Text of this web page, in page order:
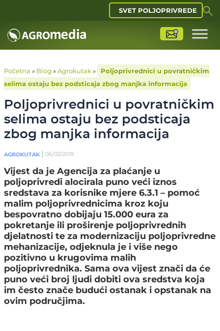
SVET POLJOPRIVREDE
Početna » Blog »Agrokutak »
Poljoprivrednici u povratničkim
selima ostaju bez podsticaja zbog manjka informacija
Poljoprivrednici u povratničkim
selima ostaju bez podsticaja
zbog manjka informacija
AGROKUTAK 06/02/2019
Vijest da je Agencija za plaćanje u
poljoprivredi alocirala puno veći iznos
sredstava za korisnike mjere 6.3.1 – pomoć
malim poljoprivrednicima kroz koju
bespovratno dobijaju 15.000 eura za
pokretanje ili proširenje poljoprivrednih
djelatnosti te za modernizaciju poljoprivredne
mehanizacije, odjeknula je i više nego
pozitivno u krugovima malih
poljoprivrednika. Sama ova vijest znači da će
puno veći broj ljudi dobiti ova sredstva koja
im često znače budući ostanak i opstanak na
ovim područjima.